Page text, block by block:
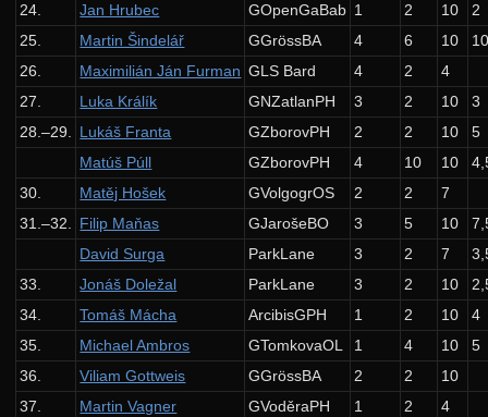
24.
Jan Hrubec GOpenGaBab 1 2 10
2
25.
Martin Šindelář GGrössBA 4 6 10
26.
Maximilián Ján Furman GLS Bard 4 2
4
27.
Luka Králík GNZatlanPH 3 2 10
3
28.–29.
Lukáš Franta GZborovPH 2 2 10
5
Matúš Púll
GZborovPH 4 10 10
30.
Matěj Hošek GVolgogrOS 2 2
7
31.–32.
Filip Maňas GJarošeBO 3 5 10
David Surga
ParkLane 3 2 7
33.
Jonáš Doležal ParkLane 3 2 10
34.
Tomáš Mácha ArcibisGPH 1 2 10
4
35.
Michael Ambros GTomkovaOL 1 4 10
5
36.
Viliam Gottweis GGrössBA 2 2
10
37.
Martin Vagner GVoděraPH 1 2
4
Kuchařky
Základní algoritmy
Halda a cesty
Práce s pamětí
Výsledky KSP-X
Jazyk ksplang
35. ročník: 22/23
34. ročník: 21/22
33. ročník: 20/21
32. ročník: 19/20
31. ročník: 18/19